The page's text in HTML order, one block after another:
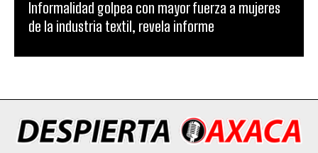
Informalidad golpea con mayor fuerza a mujeres
de la industria textil, revela informe